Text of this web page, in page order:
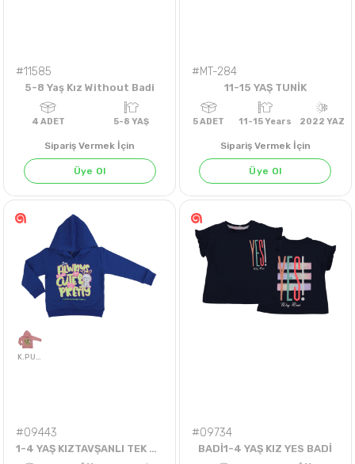
#11585
5-8 Yaş Kız Without Badi
ADET
Sipariş Vermek İçin
Üye Ol
#MT-284
11-15 YAŞ TUNİK
Sipariş Vermek İçin
Üye Ol
#09443
1-4 YAŞ KIZTAVŞANLI TEK ÜST
#09734
BADİ1-4 YAŞ KIZ YES BADİ